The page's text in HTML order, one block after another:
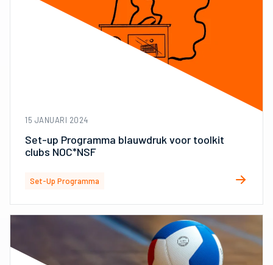
15 JANUARI 2024
Set-up Programma blauwdruk voor toolkit
clubs NOC*NSF
Set-Up Programma